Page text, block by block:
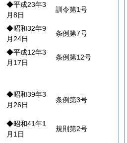
◆平成23年3
月8日
訓令第1号
◆昭和32年9
月24日
条例第7号
◆平成12年3
月17日
条例第12号
◆昭和39年3
月26日
条例第3号
◆昭和41年1
月1日
規則第2号